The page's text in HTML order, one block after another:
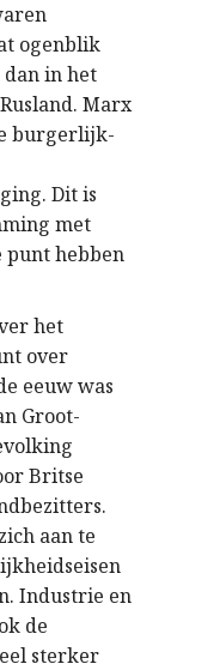
ogenblik
in het
Marx
burgerlijk-
Dit is
met
punt hebben
het
over
eeuw was
Groot-
Britse
aan te
Industrie en
de
sterker